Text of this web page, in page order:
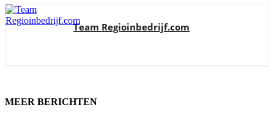
Team Regioinbedrijf.com
MEER BERICHTEN